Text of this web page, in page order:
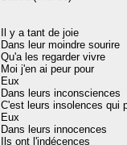
Il y a tant de joie
Dans leur moindre sourire
Qu'a les regarder vivre
Moi j'en ai peur pour
Eux
Dans leurs inconsciences
C'est leurs insolences qui
Eux
Dans leurs innocences
Ils ont l'indécences